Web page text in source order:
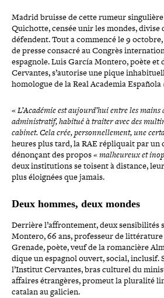
Madrid bruisse de cette rumeur sin­gu­lière
Quichotte, censée unir les mondes, divise
défendent. Tout a commencé le 9
de presse consacré au Congrès
espagnole. Luis García Montero, poète
Cervantes, s’autorise une pique
homologue de la Real Academia Española
«L’Académie est aujourd’hui entre les
admi­nis­tra­tif, habitué à traiter avec des
cabinet. Cela crée, per­son­nel­le­ment, une
heures plus tard, la RAE répli­quait par
dénonçant des propos «mal­heu­reux et
deux ins­ti­tu­tions se toisent à distance,
plus éloignées que jamais.
Deux hommes, deux mondes
Derrière l’affrontement, deux sen­si­bi­li­tés
Montero, 66 ans, pro­fes­seur de lit­té­ra­ture
Grenade, poète, veuf de la roman­cière
dique un espagnol ouvert, social, inclusif.
l’Institut Cervantes, bras culturel du
affaires étran­gères, promeut la pluralité
catalan au galicien.